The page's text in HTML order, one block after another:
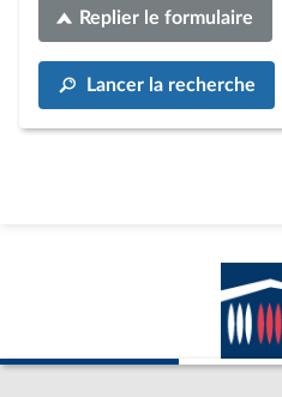
Replier le formulaire
Lancer la recherche